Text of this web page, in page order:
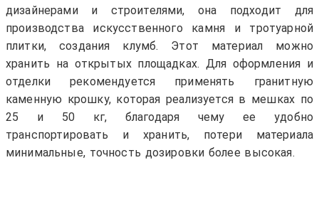
дизайнерами и строителями, она подходит для
производства искусственного камня и тротуарной
плитки, создания клумб. Этот материал можно
хранить на открытых площадках. Для оформления и
отделки рекомендуется применять гранитную
каменную крошку, которая реализуется в мешках по
25 и 50 кг, благодаря чему ее удобно
транспортировать и хранить, потери материала
минимальные, точность дозировки более высокая.